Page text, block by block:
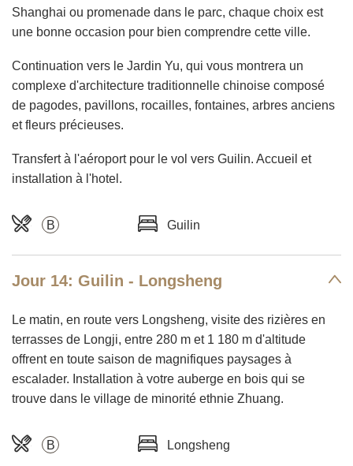
Shanghai ou promenade dans le parc, chaque choix est
une bonne occasion pour bien comprendre cette ville.
Continuation vers le Jardin Yu, qui vous montrera un
complexe d'architecture traditionnelle chinoise composé
de pagodes, pavillons, rocailles, fontaines, arbres anciens
et fleurs précieuses.
Transfert à l'aéroport pour le vol vers Guilin. Accueil et
installation à l'hotel.
B Guilin
Jour 14: Guilin - Longsheng
Le matin, en route vers Longsheng, visite des rizières en
terrasses de Longji, entre 280 m et 1 180 m d'altitude
offrent en toute saison de magnifiques paysages à
escalader. Installation à votre auberge en bois qui se
trouve dans le village de minorité ethnie Zhuang.
B Longsheng